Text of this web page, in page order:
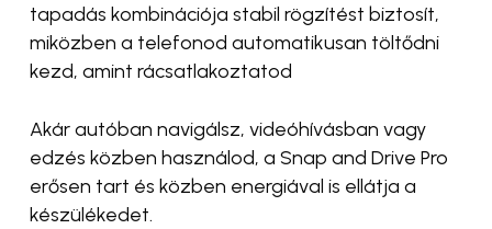
tapadás kombinációja stabil rögzítést biztosít,
miközben a telefonod automatikusan töltődni
kezd, amint rácsatlakoztatod
Akár autóban navigálsz, videóhívásban vagy
edzés közben használod, a Snap and Drive Pro
erősen tart és közben energiával is ellátja a
készülékedet.